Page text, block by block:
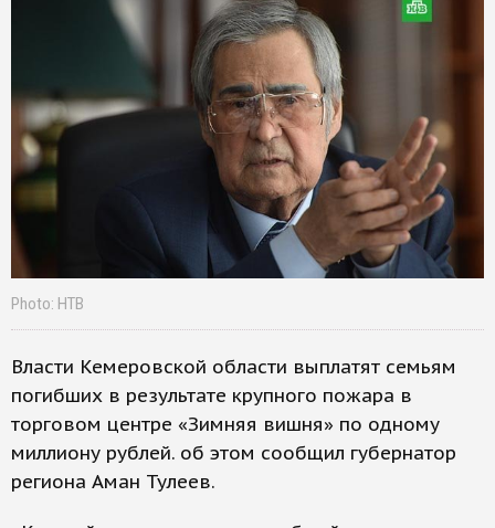
Photo: НТВ
Власти Кемеровской области выплатят семьям
погибших в результате крупного пожара в
торговом центре «Зимняя вишня» по одному
миллиону рублей. об этом сообщил губернатор
региона Аман Тулеев.